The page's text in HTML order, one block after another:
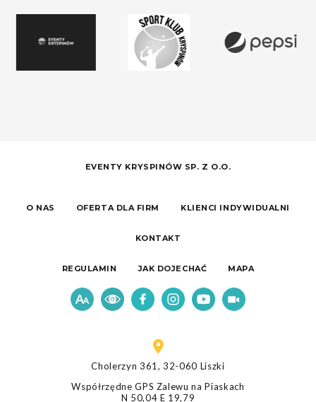
EVENTY KRYSPINÓW SP. Z O.O.
O NAS OFERTA DLA FIRM KLIENCI INDYWIDUALNI
KONTAKT
REGULAMIN JAK DOJECHAĆ MAPA
Cholerzyn 361, 32-060 Liszki
Współrzędne GPS Zalewu na Piaskach
N 50,04 E 19,79